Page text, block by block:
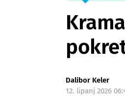
Dalibor Keler
12. lipanj 2026